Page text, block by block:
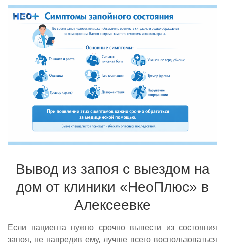
Вывод из запоя с выездом на
дом от клиники «НеоПлюс» в
Алексеевке
Если пациента нужно срочно вывести из состояния
запоя, не навредив ему, лучше всего воспользоваться